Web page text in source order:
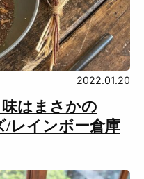
運営会社
プライバシーポリシー
味はまさかの
/レインボー倉庫
2022.01.20